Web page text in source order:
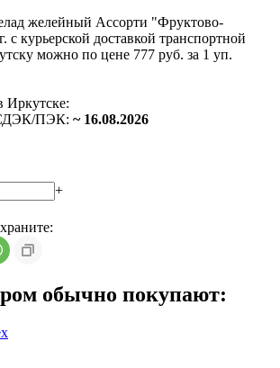
желейный Ассорти "Фруктово-
с курьерской доставкой транспортной
можно по цене 777 руб. за 1 уп.
Иркутске:
СДЭК/ПЭК: ~ 16.08.2026
+
обычно покупают: